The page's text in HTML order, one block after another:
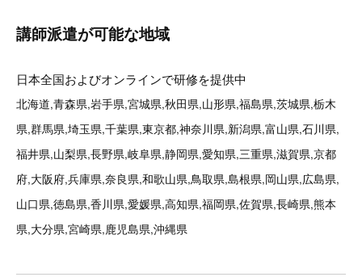
講師派遣が可能な地域
日本全国およびオンラインで研修を提供中
北海道,青森県,岩手県,宮城県,秋田県,山形県,福島県,茨城県,栃木
県,群馬県,埼玉県,千葉県,東京都,神奈川県,新潟県,富山県,石川県,
福井県,山梨県,長野県,岐阜県,静岡県,愛知県,三重県,滋賀県,京都
府,大阪府,兵庫県,奈良県,和歌山県,鳥取県,島根県,岡山県,広島県,
山口県,徳島県,香川県,愛媛県,高知県,福岡県,佐賀県,長崎県,熊本
県,大分県,宮崎県,鹿児島県,沖縄県